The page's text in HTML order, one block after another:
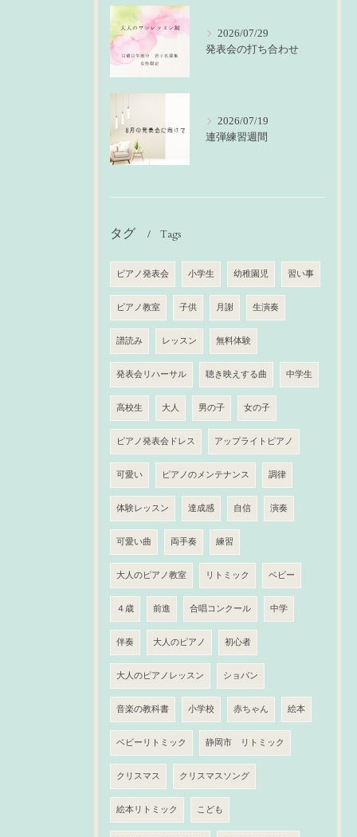
2026/07/29
発表会の打ち合わせ
2026/07/19
連弾練習週間
タグ Tags
ピアノ発表会 小学生 幼稚園児 習い事
ピアノ教室 子供 月謝 生演奏
譜読み レッスン 無料体験
発表会リハーサル 聴き映えする曲 中学生
高校生 大人 男の子 女の子
ピアノ発表会ドレス アップライトピアノ
可愛い ピアノのメンテナンス 調律
体験レッスン 達成感 自信 演奏
可愛い曲 両手奏 練習
大人のピアノ教室 リトミック ベビー
４歳 前進 合唱コンクール 中学
伴奏 大人のピアノ 初心者
大人のピアノレッスン ショパン
音楽の教科書 小学校 赤ちゃん 絵本
ベビーリトミック 静岡市 リトミック
クリスマス クリスマスソング
絵本リトミック こども